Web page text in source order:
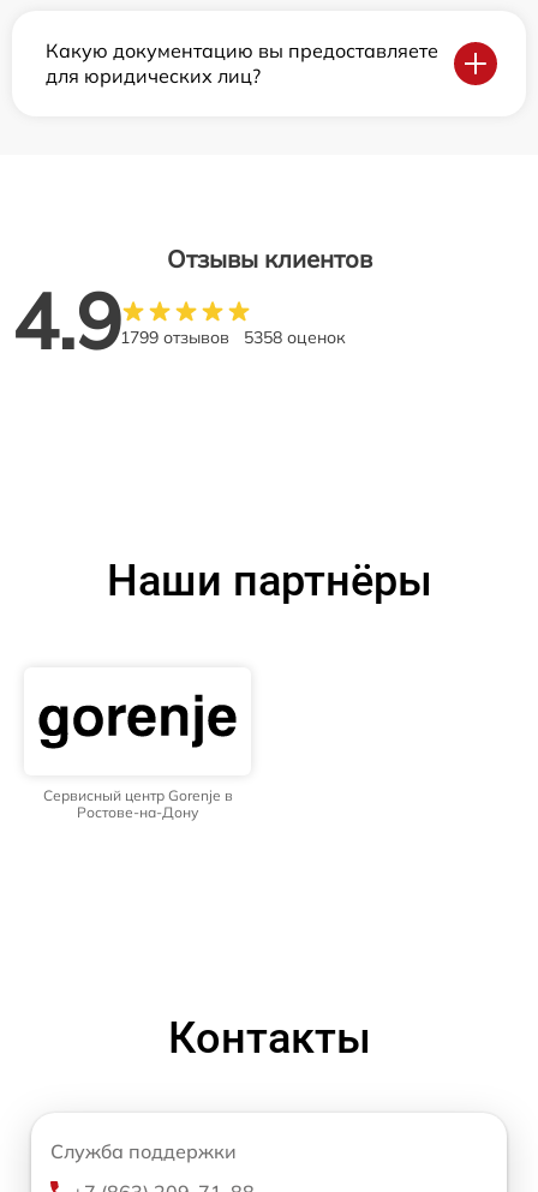
Какую документацию вы предоставляете
для юридических лиц?
Отзывы клиентов
4.91799 отзывов 5358 оценок
Наши партнёры
Сервисный центр Gorenje в
Ростове-на-Дону
Контакты
Служба поддержки